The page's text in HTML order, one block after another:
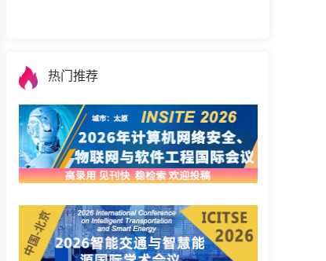
热门推荐